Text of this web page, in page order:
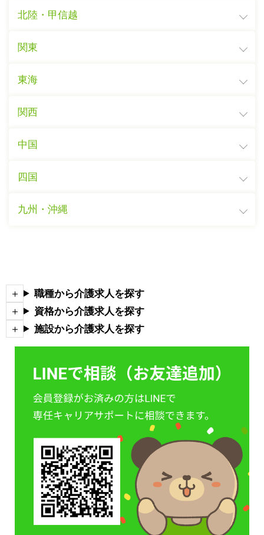
北陸・甲信越
関東
東海
関西
中国
四国
九州・沖縄
職種から介護求人を探す
資格から介護求人を探す
施設から介護求人を探す